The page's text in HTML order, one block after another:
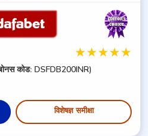
★★★★★
कोड: DSFDB200INR)
विशेषज्ञ समीक्षा